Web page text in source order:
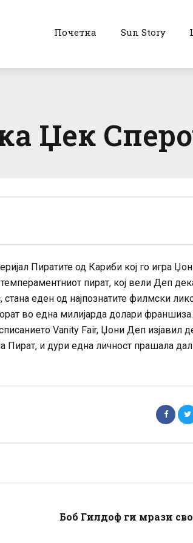
Почетна Sun Story
Џек
Пиратите од Кариби кој го игра
пират, кој вели Деп
еден од најпознатите филмски
во една милијарда долари франшиза.
Vanity Fair, Џони Деп изјавил
Пират, и дури една личност прашала
Боб Гилдоф ги мрази